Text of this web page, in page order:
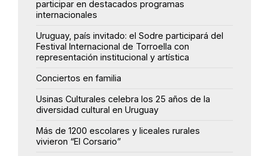
participar en destacados programas
internacionales
Uruguay, país invitado: el Sodre participará del
Festival Internacional de Torroella con
representación institucional y artística
Conciertos en familia
Usinas Culturales celebra los 25 años de la
diversidad cultural en Uruguay
Más de 1200 escolares y liceales rurales
vivieron “El Corsario”